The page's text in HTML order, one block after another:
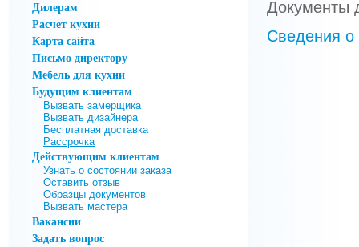
Дилерам
Расчет кухни
Карта сайта
Письмо директору
Мебель для кухни
Будущим клиентам
Вызвать замерщика
Вызвать дизайнера
Бесплатная доставка
Рассрочка
Действующим клиентам
Узнать о состоянии заказа
Оставить отзыв
Образцы документов
Вызвать мастера
Вакансии
Задать вопрос
Документы
Сведения о